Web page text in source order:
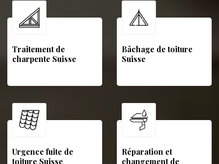
Traitement de
charpente Suisse
Bâchage de toiture
Suisse
Urgence fuite de
toiture Suisse
Réparation et
changement de